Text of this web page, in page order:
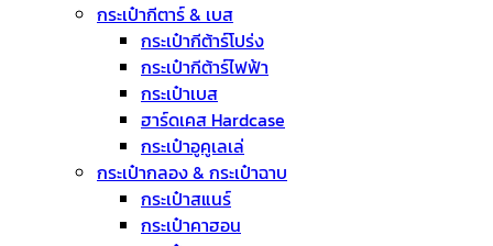
กระเป๋ากีตาร์ & เบส
กระเป๋ากีต้าร์โปร่ง
กระเป๋ากีต้าร์ไฟฟ้า
กระเป๋าเบส
ฮาร์ดเคส Hardcase
กระเป๋าอูคูเลเล่
กระเป๋ากลอง & กระเป๋าฉาบ
กระเป๋าสแนร์
กระเป๋าคาฮอน